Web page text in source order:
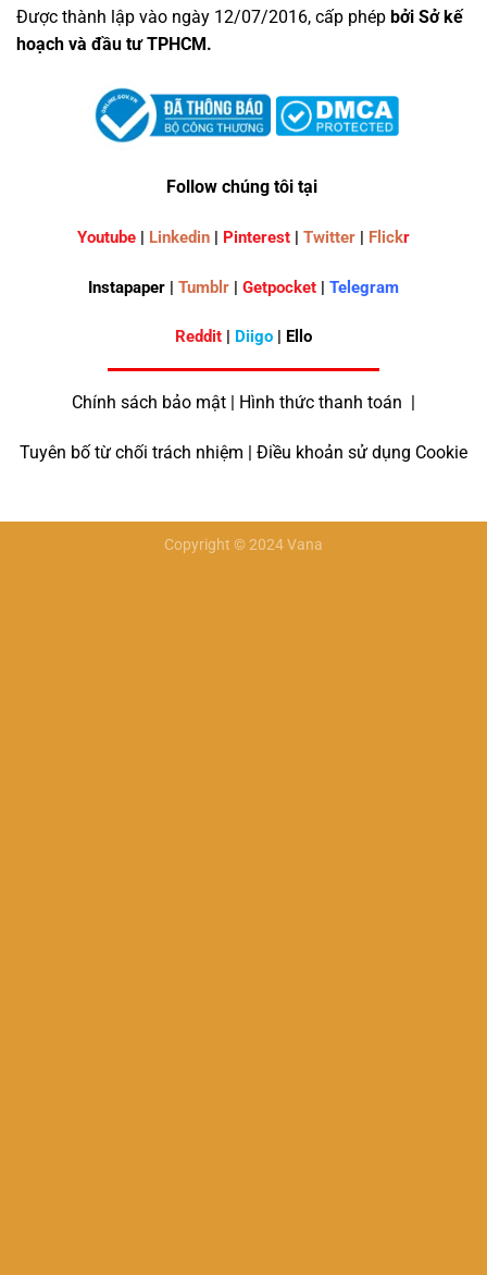
Được thành lập vào ngày 12/07/2016, cấp phép bởi Sở kế
hoạch và đầu tư TPHCM.
Follow chúng tôi tại
Youtube | Linkedin | Pinterest | Twitter | Flickr
Instapaper | Tumblr | Getpocket | Telegram
Reddit | Diigo | Ello
Chính sách bảo mật | Hình thức thanh toán |
Tuyên bố từ chối trách nhiệm | Điều khoản sử dụng Cookie
Copyright © 2024 Vana